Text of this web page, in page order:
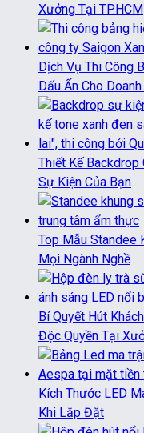
Xưởng Tại TP.HCM
Dịch Vụ Thi Công
Dấu Ấn Cho
Thiết Kế Backdrop
Sự Kiện Của Bạn
Top Mẫu Standee
Mọi Ngành Nghề
Bí Quyết Hút
Độc Quyền Tại
Kích Thước LED
Khi Lắp Đặt